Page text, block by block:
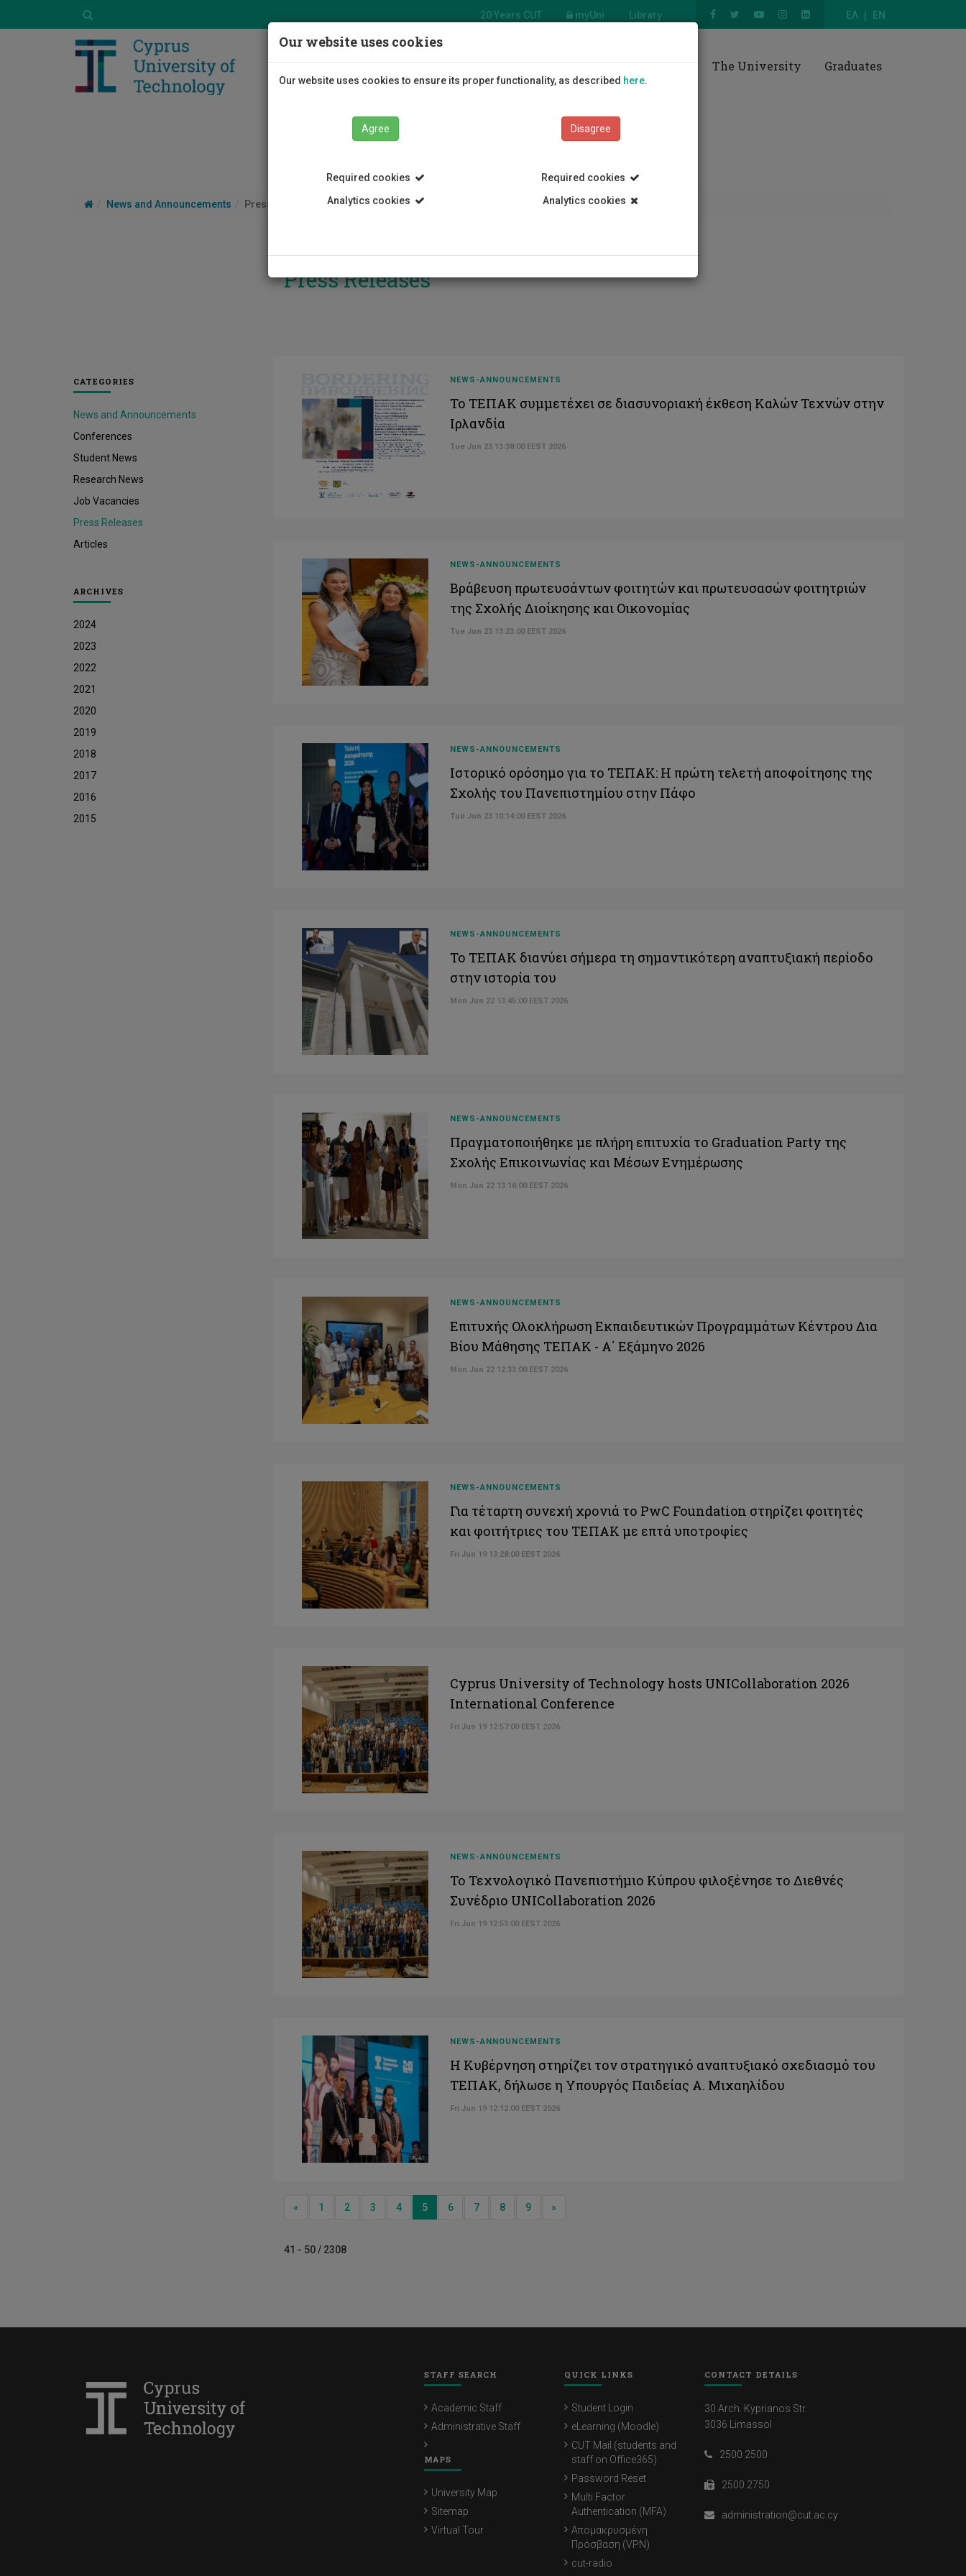
ΕΛ EN
20 Years CUT myUni Library
Students Education Research The University Graduates
News and Announcements Press Releases
CATEGORIES
News and Announcements
Conferences
Student News
Research News
Job Vacancies
Press Releases
Articles
ARCHIVES
2024
2023
2022
2021
2020
2019
2018
2017
2016
2015
Press Releases
NEWS-ANNOUNCEMENTS
Το ΤΕΠΑΚ συμμετέχει σε διασυνοριακή έκθεση Καλών Τεχνών στην
Ιρλανδία
Tue Jun 23 13:38:00 EEST 2026
NEWS-ANNOUNCEMENTS
Βράβευση πρωτευσάντων φοιτητών και πρωτευσασών φοιτητριών
της Σχολής Διοίκησης και Οικονομίας
Tue Jun 23 13:23:00 EEST 2026
NEWS-ANNOUNCEMENTS
Ιστορικό ορόσημο για το ΤΕΠΑΚ: Η πρώτη τελετή αποφοίτησης της
Σχολής του Πανεπιστημίου στην Πάφο
Tue Jun 23 10:14:00 EEST 2026
NEWS-ANNOUNCEMENTS
Το ΤΕΠΑΚ διανύει σήμερα τη σημαντικότερη αναπτυξιακή περίοδο
στην ιστορία του
Mon Jun 22 13:45:00 EEST 2026
NEWS-ANNOUNCEMENTS
Πραγματοποιήθηκε με πλήρη επιτυχία το Graduation Party της
Σχολής Επικοινωνίας και Μέσων Ενημέρωσης
Mon Jun 22 13:16:00 EEST 2026
NEWS-ANNOUNCEMENTS
Επιτυχής Ολοκλήρωση Εκπαιδευτικών Προγραμμάτων Κέντρου Δια
Βίου Μάθησης ΤΕΠΑΚ - Α΄ Εξάμηνο 2026
Mon Jun 22 12:33:00 EEST 2026
NEWS-ANNOUNCEMENTS
Για τέταρτη συνεχή χρονιά το PwC Foundation στηρίζει φοιτητές
και φοιτήτριες του ΤΕΠΑΚ με επτά υποτροφίες
Fri Jun 19 13:28:00 EEST 2026
Cyprus University of Technology hosts UNICollaboration 2026
International Conference
Fri Jun 19 12:57:00 EEST 2026
NEWS-ANNOUNCEMENTS
Το Τεχνολογικό Πανεπιστήμιο Κύπρου φιλοξένησε το Διεθνές
Συνέδριο UNICollaboration 2026
Fri Jun 19 12:53:00 EEST 2026
NEWS-ANNOUNCEMENTS
Η Κυβέρνηση στηρίζει τον στρατηγικό αναπτυξιακό σχεδιασμό του
ΤΕΠΑΚ, δήλωσε η Υπουργός Παιδείας Α. Μιχαηλίδου
Fri Jun 19 12:12:00 EEST 2026
«Previous
1 2 3 4 5 6 7 8 9 »Next
41 - 50 / 2308
STAFF SEARCH
Academic Staff
Administrative Staff
MAPS
University Map
Sitemap
Virtual Tour
QUICK LINKS
Student Login
eLearning (Moodle)
CUT Mail (students and
staff on Office365)
Password Reset
Multi Factor
Authentication (MFA)
Απομακρυσμένη
Πρόσβαση (VPN)
cut-radio
CONTACT DETAILS
30 Arch. Kyprianos Str.
3036 Limassol
2500 2500
2500 2750
administration@cut.ac.cy
Our website uses cookies
Our website uses cookies to ensure its proper functionality, as described here.
Agree
Required cookies
Analytics cookies
Disagree
Required cookies
Analytics cookies